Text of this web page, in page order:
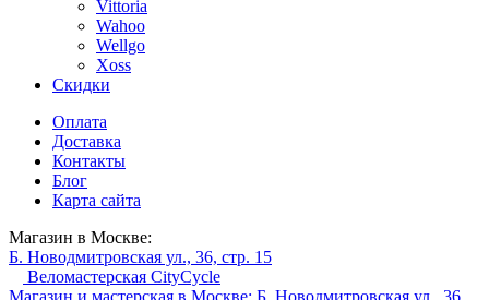
Vittoria
Wahoo
Wellgo
Xoss
Скидки
Оплата
Доставка
Контакты
Блог
Карта сайта
Магазин в Москве:
Б. Новодмитровская ул., 36, стр. 15
Веломастерская CityCycle
Магазин и мастерская в Москве: Б. Новодмитровская ул., 36,